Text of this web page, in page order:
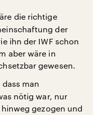
die richtige
der
ihn der IWF schon
aber wäre in
gewesen.
dass man
nötig war, nur
gezogen und